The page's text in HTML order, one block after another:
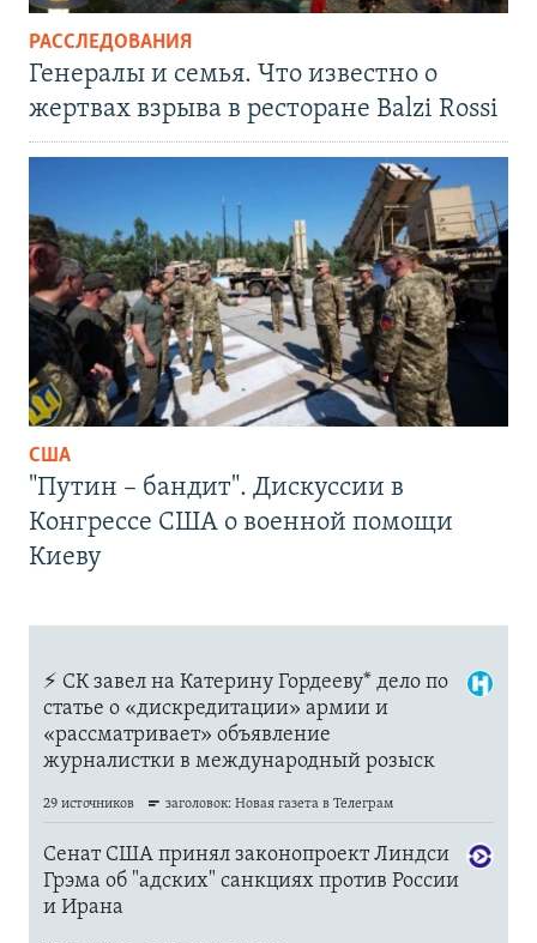
РАССЛЕДОВАНИЯ
Генералы и семья. Что известно о
жертвах взрыва в ресторане Balzi Rossi
США
"Путин – бандит". Дискуссии в
Конгрессе США о военной помощи
Киеву